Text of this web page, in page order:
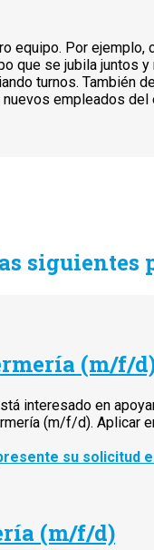
equipo. Por ejemplo,
que se jubila juntos y
turnos. También
empleados del
siguientes
(m/f/
interesado en
(m/f/d). Aplicar
su solicitud
(m/f/d)